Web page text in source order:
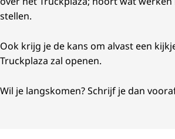
stellen.
Ook krijg je de kans om alvast een
Truckplaza zal openen.
Wil je langskomen? Schrijf je dan